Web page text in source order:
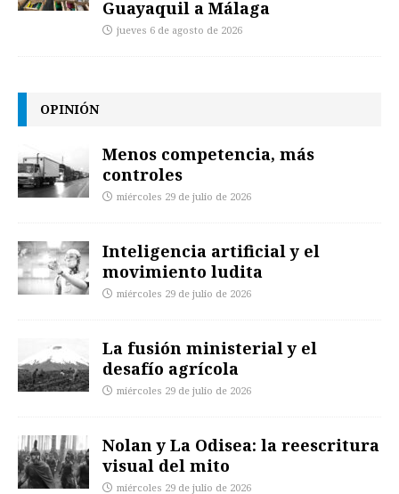
Guayaquil a Málaga
jueves 6 de agosto de 2026
OPINIÓN
Menos competencia, más
controles
miércoles 29 de julio de 2026
Inteligencia artificial y el
movimiento ludita
miércoles 29 de julio de 2026
La fusión ministerial y el
desafío agrícola
miércoles 29 de julio de 2026
Nolan y La Odisea: la reescritura
visual del mito
miércoles 29 de julio de 2026